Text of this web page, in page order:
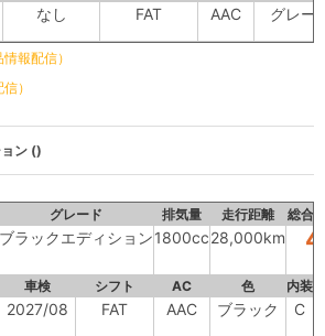
なし FAT AAC グレー
報配信）
）
ン ()
グレード 排気量 走行距離 総合
ブラックエディション1800cc28,000km 4
車検 シフト AC 色 内装
2027/08 FAT AAC ブラック C